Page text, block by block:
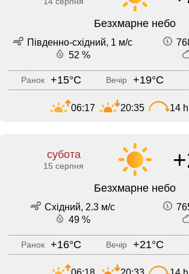
Безхмарне небо
Південно-східний, 1 м/с
52 %
Ранок +15°C Вечір +19°C
06:17 20:35 14
субота
15 серпня
Безхмарне небо
Східний, 2.3 м/с
49 %
Ранок +16°C Вечір +21°C